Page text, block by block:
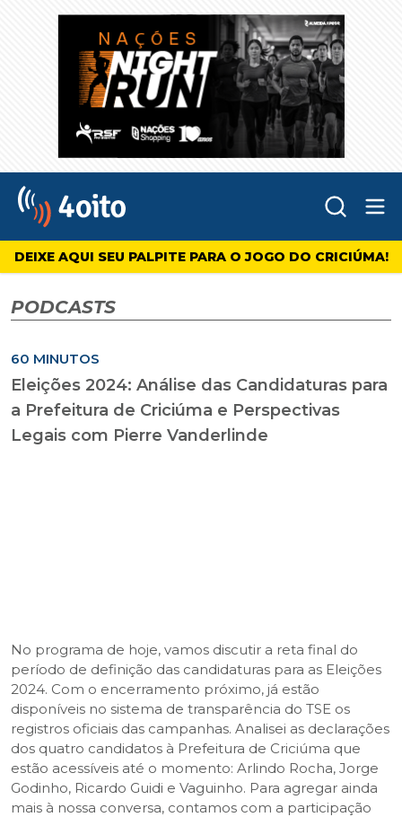
4oito
DEIXE AQUI SEU PALPITE PARA O JOGO DO CRICIÚMA!
PODCASTS
60 MINUTOS
Eleições 2024: Análise das Candidaturas para
a Prefeitura de Criciúma e Perspectivas
Legais com Pierre Vanderlinde
No programa de hoje, vamos discutir a reta final do
período de definição das candidaturas para as Eleições
2024. Com o encerramento próximo, já estão
disponíveis no sistema de transparência do TSE os
registros oficiais das campanhas. Analisei as declarações
dos quatro candidatos à Prefeitura de Criciúma que
estão acessíveis até o momento: Arlindo Rocha, Jorge
Godinho, Ricardo Guidi e Vaguinho. Para agregar ainda
mais à nossa conversa, contamos com a participação